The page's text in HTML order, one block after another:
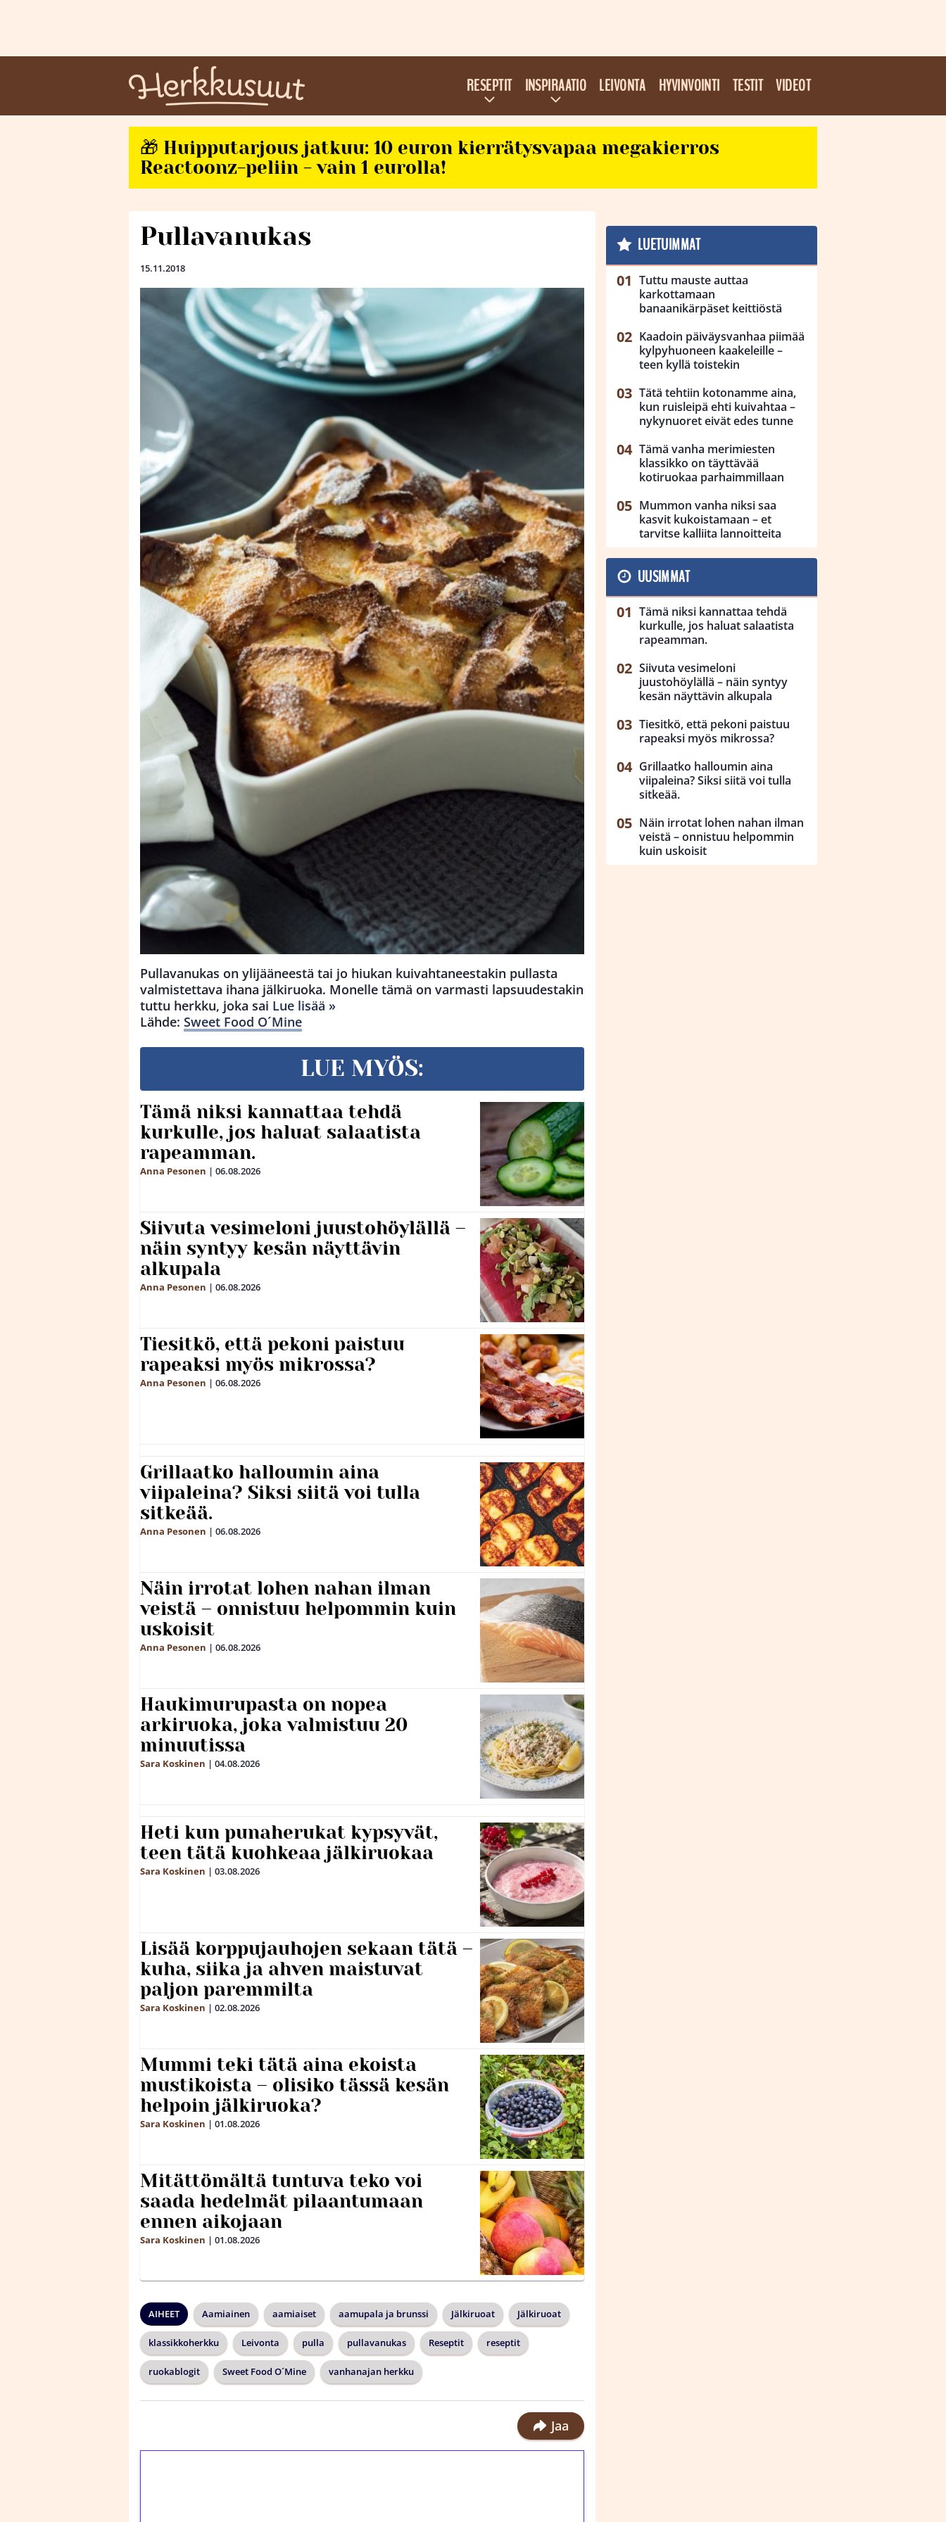
RESEPTIT INSPIRAATIO LEIVONTA HYVINVOINTI TESTIT VIDEOT
🎁 Huipputarjous jatkuu: 10 euron kierrätysvapaa megakierros
Reactoonz-peliin - vain 1 eurolla!
Pullavanukas
15.11.2018
Pullavanukas on ylijääneestä tai jo hiukan kuivahtaneestakin pullasta
valmistettava ihana jälkiruoka. Monelle tämä on varmasti lapsuudestakin
tuttu herkku, joka sai Lue lisää »
Lähde: Sweet Food O´Mine
LUE MYÖS:
Tämä niksi kannattaa tehdä
kurkulle, jos haluat salaatista
rapeamman.
Anna Pesonen | 06.08.2026
Siivuta vesimeloni juustohöylällä –
näin syntyy kesän näyttävin
alkupala
Anna Pesonen | 06.08.2026
Tiesitkö, että pekoni paistuu
rapeaksi myös mikrossa?
Anna Pesonen | 06.08.2026
Grillaatko halloumin aina
viipaleina? Siksi siitä voi tulla
sitkeää.
Anna Pesonen | 06.08.2026
Näin irrotat lohen nahan ilman
veistä – onnistuu helpommin kuin
uskoisit
Anna Pesonen | 06.08.2026
Haukimurupasta on nopea
arkiruoka, joka valmistuu 20
minuutissa
Sara Koskinen | 04.08.2026
Heti kun punaherukat kypsyvät,
teen tätä kuohkeaa jälkiruokaa
Sara Koskinen | 03.08.2026
Lisää korppujauhojen sekaan tätä –
kuha, siika ja ahven maistuvat
paljon paremmilta
Sara Koskinen | 02.08.2026
Mummi teki tätä aina ekoista
mustikoista – olisiko tässä kesän
helpoin jälkiruoka?
Sara Koskinen | 01.08.2026
Mitättömältä tuntuva teko voi
saada hedelmät pilaantumaan
ennen aikojaan
Sara Koskinen | 01.08.2026
AIHEET Aamiainen aamiaiset aamupala ja brunssi Jälkiruoat Jälkiruoat
klassikkoherkku Leivonta pulla pullavanukas Reseptit reseptit
ruokablogit Sweet Food O´Mine vanhanajan herkku
Jaa
LUETUIMMAT
Tuttu mauste auttaa
karkottamaan
banaanikärpäset keittiöstä
Kaadoin päiväysvanhaa piimää
kylpyhuoneen kaakeleille –
teen kyllä toistekin
Tätä tehtiin kotonamme aina,
kun ruisleipä ehti kuivahtaa –
nykynuoret eivät edes tunne
Tämä vanha merimiesten
klassikko on täyttävää
kotiruokaa parhaimmillaan
Mummon vanha niksi saa
kasvit kukoistamaan – et
tarvitse kalliita lannoitteita
UUSIMMAT
Tämä niksi kannattaa tehdä
kurkulle, jos haluat salaatista
rapeamman.
Siivuta vesimeloni
juustohöylällä – näin syntyy
kesän näyttävin alkupala
Tiesitkö, että pekoni paistuu
rapeaksi myös mikrossa?
Grillaatko halloumin aina
viipaleina? Siksi siitä voi tulla
sitkeää.
Näin irrotat lohen nahan ilman
veistä – onnistuu helpommin
kuin uskoisit